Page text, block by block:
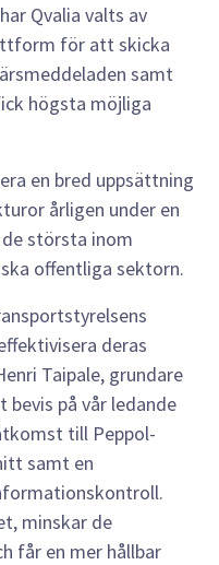
Qvalia valts av
för att skicka
samt
högsta möjliga
en bred uppsättning
årligen under en
största inom
offentliga sektorn.
deras
Taipale, grundare
bevis på vår ledande
till Peppol-
samt en
minskar de
får en mer hållbar